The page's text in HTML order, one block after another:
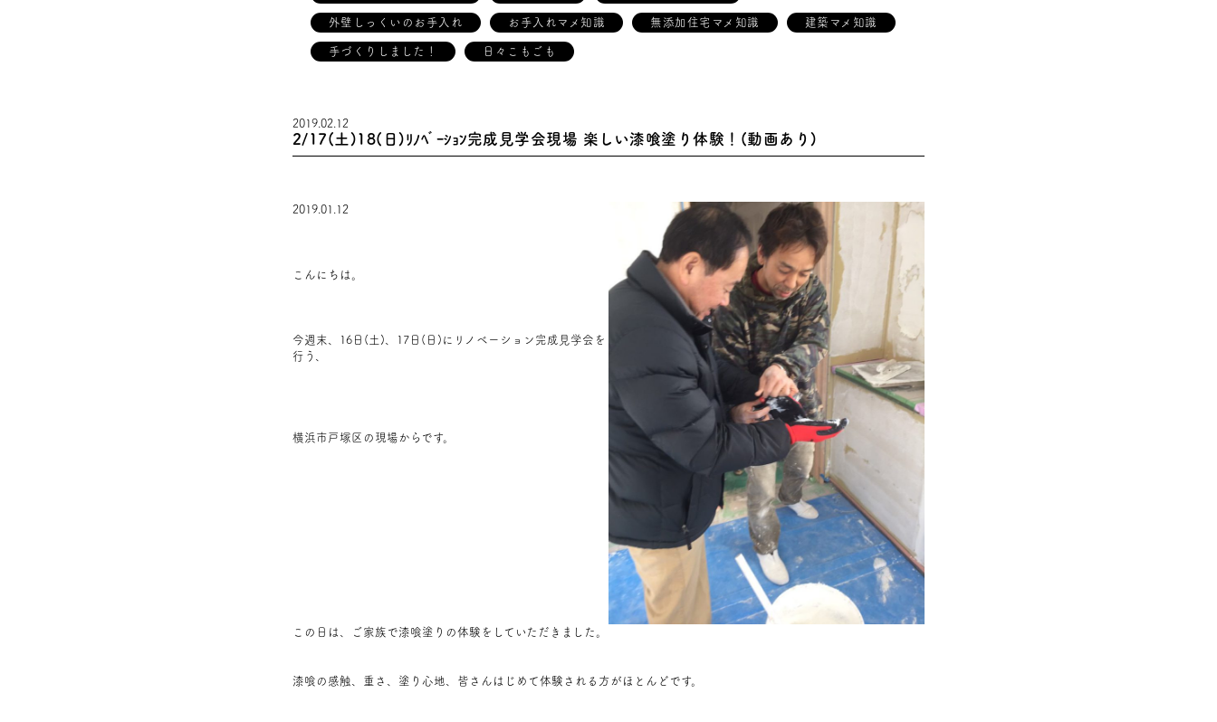
外壁しっくいのお手入れ お手入れマメ知識 無添加住宅マメ知識 建築マメ知識
手づくりしました！ 日々こもごも
2019.02.12
2/17(土)18(日)ﾘﾉﾍﾞｰｼｮﾝ完成見学会現場 楽しい漆喰塗り体験！(動画あり)
2019.01.12
こんにちは。
今週末、16日(土)、17日(日)にリノベーション完成見学会を
行う、
横浜市戸塚区の現場からです。
この日は、ご家族で漆喰塗りの体験をしていただきました。
漆喰の感触、重さ、塗り心地、皆さんはじめて体験される方がほとんどです。